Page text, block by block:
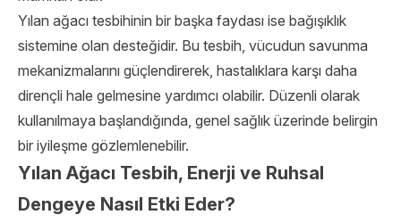
Yılan ağacı tesbihinin bir başka faydası ise bağışıklık
sistemine olan desteğidir. Bu tesbih, vücudun savunma
mekanizmalarını güçlendirerek, hastalıklara karşı daha
dirençli hale gelmesine yardımcı olabilir. Düzenli olarak
kullanılmaya başlandığında, genel sağlık üzerinde belirgin
bir iyileşme gözlemlenebilir.
Yılan Ağacı Tesbih, Enerji ve Ruhsal
Dengeye Nasıl Etki Eder?